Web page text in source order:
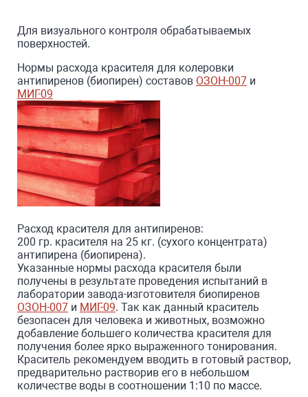
Для визуального контроля обрабатываемых
поверхностей.
Нормы расхода красителя для колеровки
антипиренов (биопирен) составов ОЗОН-007 и
МИГ-09
Расход красителя для антипиренов:
200 гр. красителя на 25 кг. (сухого концентрата)
антипирена (биопирена).
Указанные нормы расхода красителя были
получены в результате проведения испытаний в
лаборатории завода-изготовителя биопиренов
ОЗОН-007 и МИГ-09. Так как данный краситель
безопасен для человека и животных, возможно
добавление большего количества красителя для
получения более ярко выраженного тонирования.
Краситель рекомендуем вводить в готовый раствор,
предварительно растворив его в небольшом
количестве воды в соотношении 1:10 по массе.